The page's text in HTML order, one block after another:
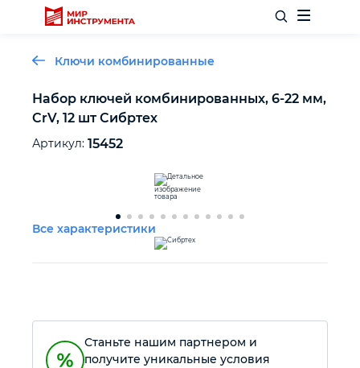
Отделочный инструмент
Столярный инструмент
Силовое оборудование
Ключи комбинированные
Набор ключей комбинированных, 6-22 мм,
CrV, 12 шт Сибртех
Артикул: 15452
Все характеристики
Станьте нашим партнером и
получите уникальные условия